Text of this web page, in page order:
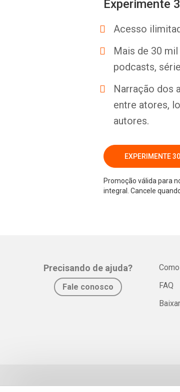
Experimente
Acesso
Mais de 30
podcasts,
Narração dos
entre atores,
autores.
EXPERIMENTE
Promoção válida para
integral. Cancele
Precisando de ajuda?
Fale conosco
FAQ